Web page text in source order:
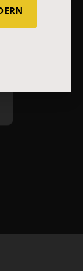
kündigen